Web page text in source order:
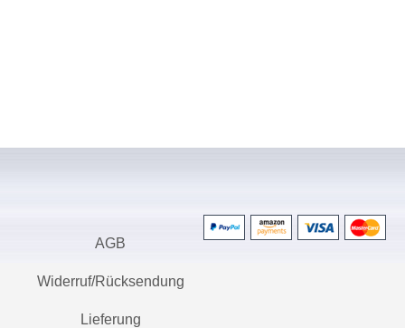
AGB
Widerruf/Rücksendung
Lieferung